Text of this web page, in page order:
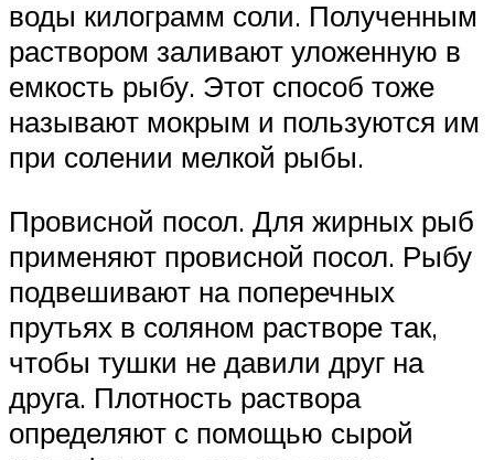
воды килограмм соли. Полученным
раствором заливают уложенную в
емкость рыбу. Этот способ тоже
называют мокрым и пользуются им
при солении мелкой рыбы.
Провисной посол. Для жирных рыб
применяют провисной посол. Рыбу
подвешивают на поперечных
прутьях в соляном растворе так,
чтобы тушки не давили друг на
друга. Плотность раствора
определяют с помощью сырой